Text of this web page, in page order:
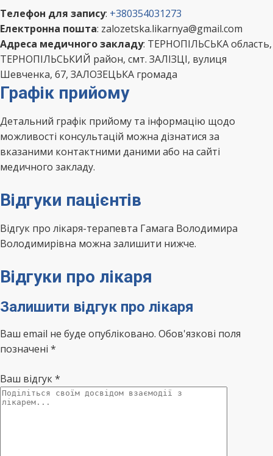
Телефон для запису: +380354031273
Електронна пошта: zalozetska.likarnya@gmail.com
Адреса медичного закладу: ТЕРНОПІЛЬСЬКА область,
ТЕРНОПІЛЬСЬКИЙ район, смт. ЗАЛІЗЦІ, вулиця
Шевченка, 67, ЗАЛОЗЕЦЬКА громада
Графік прийому
Детальний графік прийому та інформацію щодо
можливості консультацій можна дізнатися за
вказаними контактними даними або на сайті
медичного закладу.
Відгуки пацієнтів
Відгук про лікаря-терапевта Гамага Володимира
Володимирівна можна залишити нижче.
Відгуки про лікаря
Залишити відгук про лікаря
Ваш email не буде опубліковано. Обов'язкові поля
позначені *
Ваш відгук*